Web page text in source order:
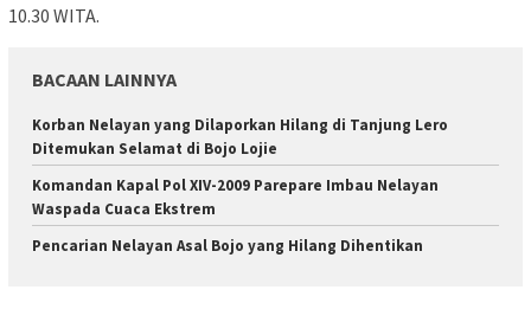
10.30 WITA.
BACAAN LAINNYA
Korban Nelayan yang Dilaporkan Hilang di Tanjung Lero
Ditemukan Selamat di Bojo Lojie
Komandan Kapal Pol XIV-2009 Parepare Imbau Nelayan
Waspada Cuaca Ekstrem
Pencarian Nelayan Asal Bojo yang Hilang Dihentikan